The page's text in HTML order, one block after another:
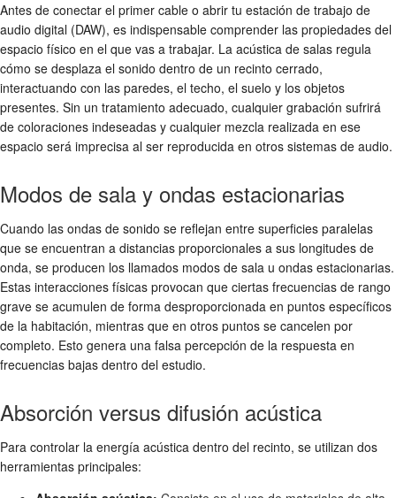
Antes de conectar el primer cable o abrir tu estación de trabajo de
audio digital (DAW), es indispensable comprender las propiedades del
espacio físico en el que vas a trabajar. La acústica de salas regula
cómo se desplaza el sonido dentro de un recinto cerrado,
interactuando con las paredes, el techo, el suelo y los objetos
presentes. Sin un tratamiento adecuado, cualquier grabación sufrirá
de coloraciones indeseadas y cualquier mezcla realizada en ese
espacio será imprecisa al ser reproducida en otros sistemas de audio.
Modos de sala y ondas estacionarias
Cuando las ondas de sonido se reflejan entre superficies paralelas
que se encuentran a distancias proporcionales a sus longitudes de
onda, se producen los llamados modos de sala u ondas estacionarias.
Estas interacciones físicas provocan que ciertas frecuencias de rango
grave se acumulen de forma desproporcionada en puntos específicos
de la habitación, mientras que en otros puntos se cancelen por
completo. Esto genera una falsa percepción de la respuesta en
frecuencias bajas dentro del estudio.
Absorción versus difusión acústica
Para controlar la energía acústica dentro del recinto, se utilizan dos
herramientas principales: